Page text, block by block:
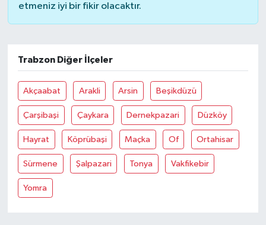
etmeniz iyi bir fikir olacaktır.
Trabzon Diğer İlçeler
Akçaabat Arakli Arsin Beşikdüzü
Çarşibaşi Çaykara Dernekpazari Düzköy
Hayrat Köprübaşi Maçka Of Ortahisar
Sürmene Şalpazari Tonya Vakfikebir
Yomra